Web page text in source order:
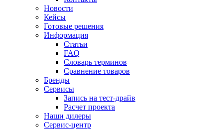
Новости
Кейсы
Готовые решения
Информация
Статьи
FAQ
Словарь терминов
Сравнение товаров
Бренды
Сервисы
Запись на тест-драйв
Расчет проекта
Наши дилеры
Сервис-центр